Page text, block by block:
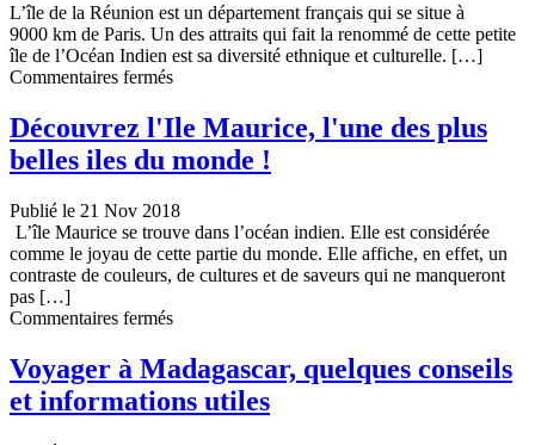
L’île de la Réunion est un département français qui se situe à
9000 km de Paris. Un des attraits qui fait la renommé de cette petite
île de l’Océan Indien est sa diversité ethnique et culturelle. […]
Commentaires ferméssur
Réunion
et
ses
touristiques
Découvrez l'Ile Maurice, l'une des plus
belles iles du monde !
Publié le 21 Nov 2018
L’île Maurice se trouve dans l’océan indien. Elle est considérée
comme le joyau de cette partie du monde. Elle affiche, en effet, un
contraste de couleurs, de cultures et de saveurs qui ne manqueront
pas […]
Commentaires ferméssur
l’Ile
Maurice,
l’une
Voyager à Madagascar, quelques conseils
et informations utiles